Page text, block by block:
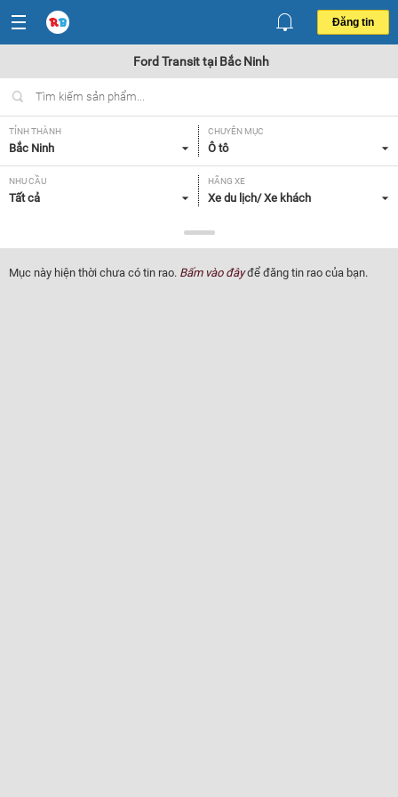
Đăng tin
Ford Transit tại Bắc Ninh
TỈNH THÀNH
Bắc Ninh
CHUYÊN MỤC
Ô tô
NHU CẦU
Tất cả
HÃNG XE
Xe du lịch/ Xe khách
Ford Transit
NĂM SẢN XUẤT
Tất cả
GIÁ XE XUẤT XỨ
Mục này hiện thời chưa có tin rao. Bấm vào đâyđể đăng tin rao của bạn.